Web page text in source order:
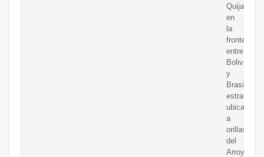
Quijarro,
en
la
frontera
entre
Bolivia
y
Brasil,
ubicada
a
orillas
del
Arroyo